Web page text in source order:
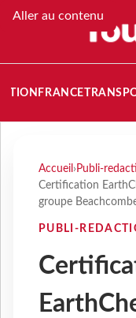
Aller au contenu
FRANCE
Accueil › Publi-
Certification
groupe
PUBLI-